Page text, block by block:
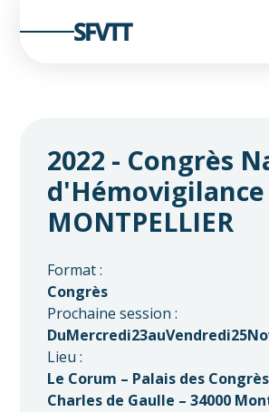
2022 - Congrès
d'Hémovigilance
MONTPELLIER
Format :
Congrès
Prochaine session :
DuMercredi23auVendredi25
Lieu :
Le Corum – Palais des
Charles de Gaulle – 34000